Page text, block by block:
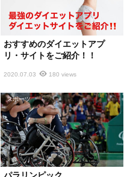
おすすめのダイエットアプ
リ・サイトをご紹介！！
2020.07.03 180 views
スポーツ
パラリンピック